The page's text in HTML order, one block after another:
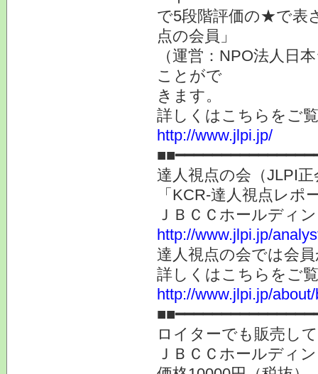
で5段階評価の★で表
点の会員」
（運営：NPO法人日
ことがで
きます。
詳しくはこちらをご
http://www.jlpi.jp/
達人視点の会（JLPI
「KCR-達人視点レ
ＪＢＣＣホールディ
http://www.jlpi.jp/
達人視点の会では会
詳しくはこちらをご
http://www.jlpi.jp/
ロイターでも販売し
ＪＢＣＣホールデ